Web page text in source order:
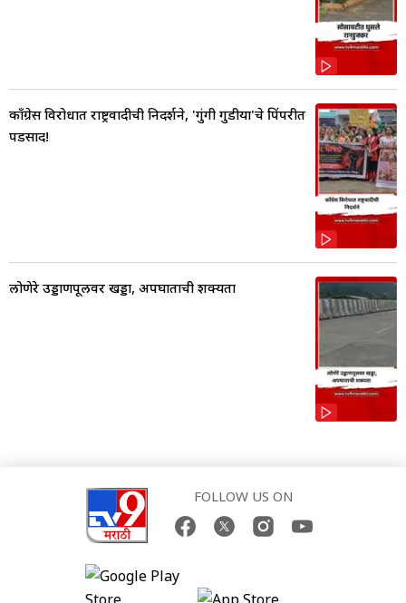
काँग्रेस विरोधात राष्ट्रवादीची निदर्शने, 'गुंगी गुडीया'चे पिंपरीत
पडसाद!
लोणेरे उड्डाणपूलवर खड्डा, अपघाताची शक्यता
FOLLOW US ON